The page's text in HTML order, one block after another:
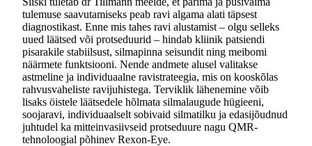
tulemuse saavutamiseks peab ravi algama alati täpsest
diagnostikast. Enne mis tahes ravi alustamist – olgu selleks
uued läätsed või protseduurid – hindab kliinik patsiendi
pisarakile stabiilsust, silmapinna seisundit ning meibomi
näärmete funktsiooni. Nende andmete alusel valitakse
astmeline ja individuaalne ravistrateegia, mis on kooskõlas
rahvusvaheliste ravijuhistega. Terviklik lähenemine võib
lisaks öistele läätsedele hõlmata silmalaugude hügieeni,
soojaravi, individuaalselt sobivaid silmatilku ja edasijõudnud
juhtudel ka mitteinvasiivseid protseduure nagu QMR-
tehnoloogial põhinev Rexon-Eye.